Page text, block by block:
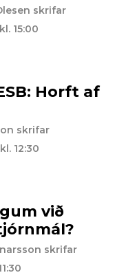
skrifar
15:00
Horft af
skrifar
12:30
við
skrifar